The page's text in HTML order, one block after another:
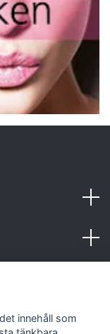
innehåll som